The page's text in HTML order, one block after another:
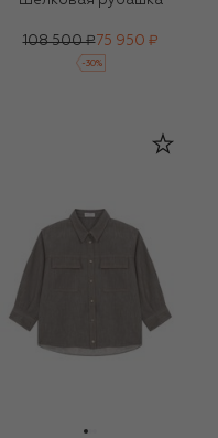
108 500 ₽75 950 ₽
-30%